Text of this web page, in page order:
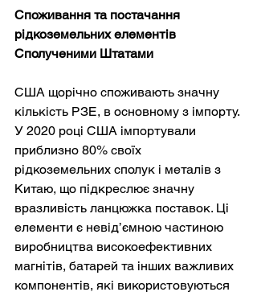
Споживання та постачання
рідкоземельних елементів
Сполученими Штатами
США щорічно споживають значну
кількість РЗЕ, в основному з імпорту.
У 2020 році США імпортували
приблизно 80% своїх
рідкоземельних сполук і металів з
Китаю, що підкреслює значну
вразливість ланцюжка поставок. Ці
елементи є невід’ємною частиною
виробництва високоефективних
магнітів, батарей та інших важливих
компонентів, які використовуються